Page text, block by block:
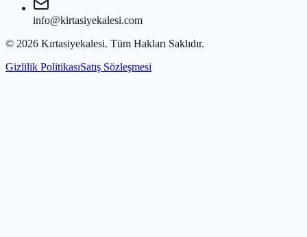
info@kirtasiyekalesi.com
© 2026 Kırtasiyekalesi. Tüm Hakları Saklıdır.
Gizlilik PolitikasıSatış Sözleşmesi